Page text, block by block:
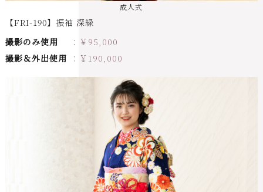
成人式
【FRI-190】振袖 深緑
撮影のみ使用
￥ 95,000
撮影＆外出使用
￥ 190,000